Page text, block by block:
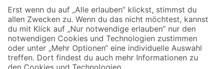
Sicher einkaufen
Jetzt die toom-App herunterladen